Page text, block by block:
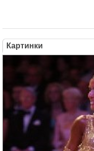
Картинки